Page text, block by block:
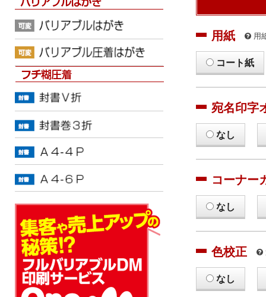
用紙 用
コート紙
宛名印字
なし
コーナー
なし
色校正
なし